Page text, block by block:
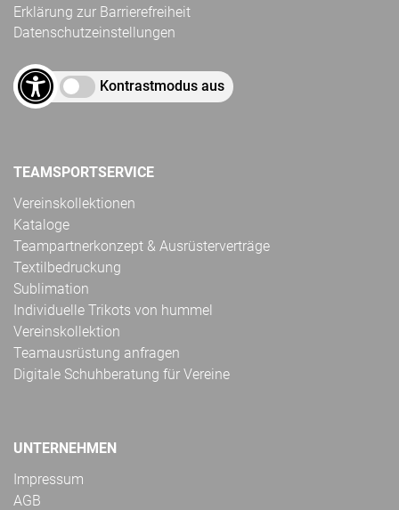
Erklärung zur Barrierefreiheit
Datenschutzeinstellungen
Kontrastmodus aus
TEAMSPORTSERVICE
Vereinskollektionen
Kataloge
Teampartnerkonzept & Ausrüsterverträge
Textilbedruckung
Sublimation
Individuelle Trikots von hummel
Vereinskollektion
Teamausrüstung anfragen
Digitale Schuhberatung für Vereine
UNTERNEHMEN
Impressum
AGB